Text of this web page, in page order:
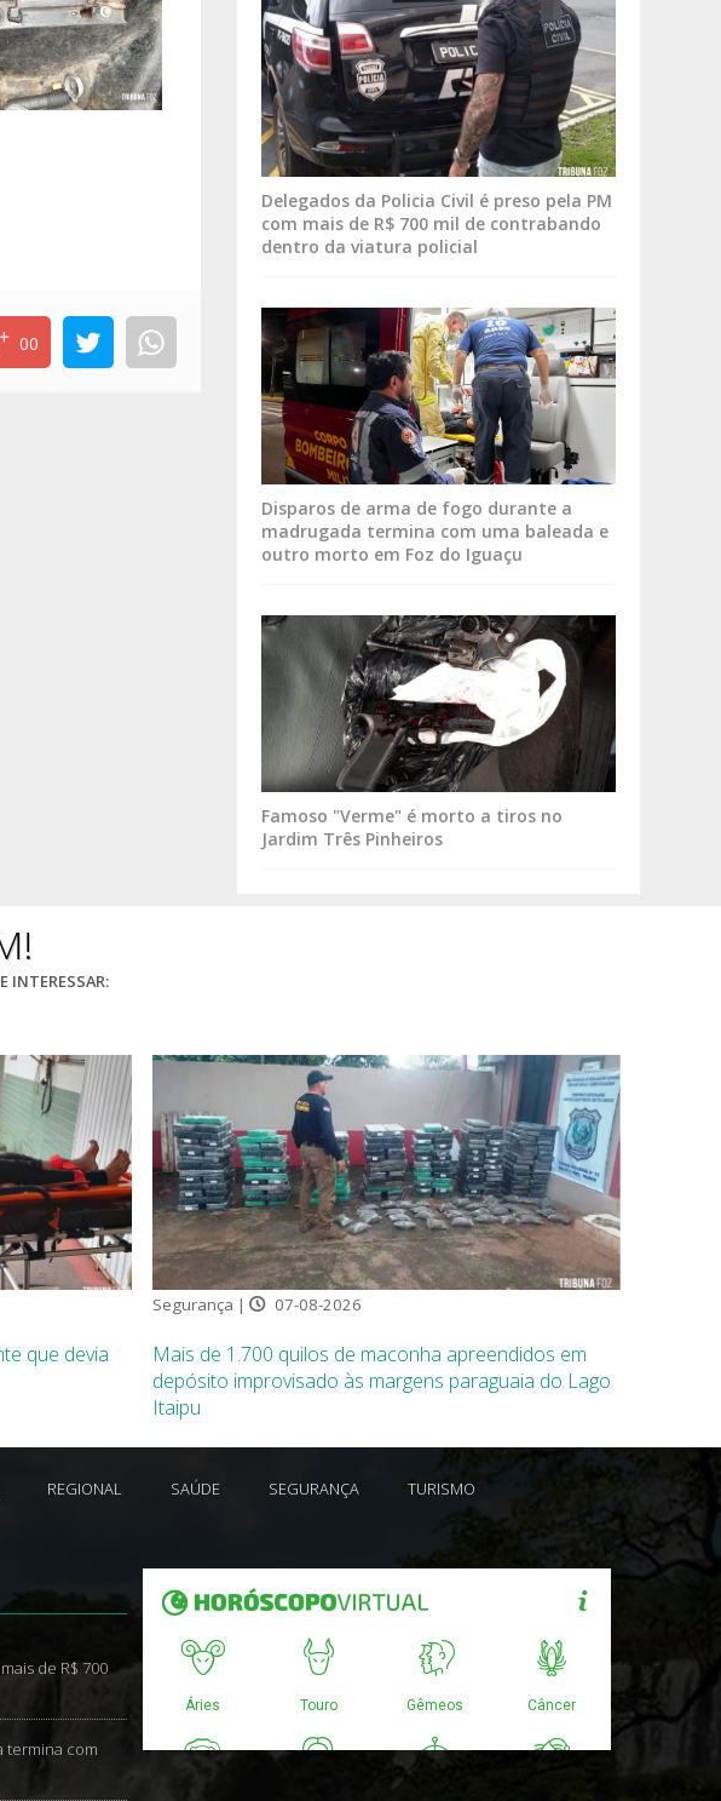
00
Delegados da Policia Civil é preso pela PM
com mais de R$ 700 mil de contrabando
dentro da viatura policial
Disparos de arma de fogo durante a
madrugada termina com uma baleada e
outro morto em Foz do Iguaçu
Famoso "Verme" é morto a tiros no
Jardim Três Pinheiros
INTERESSAR:
que devia
Segurança | 07-08-2026
Mais de 1.700 quilos de maconha apreendidos em
depósito improvisado às margens paraguaia do Lago
Itaipu
REGIONAL SAÚDE SEGURANÇA TURISMO
de R$ 700
termina com